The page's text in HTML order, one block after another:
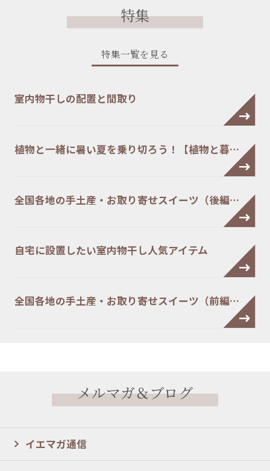
特集
特集一覧を見る
室内物干しの配置と間取り
植物と一緒に暑い夏を乗り切ろう！【植物と暮…
全国各地の手土産・お取り寄せスイーツ（後編…
自宅に設置したい室内物干し人気アイテム
全国各地の手土産・お取り寄せスイーツ（前編…
メルマガ＆ブログ
イエマガ通信